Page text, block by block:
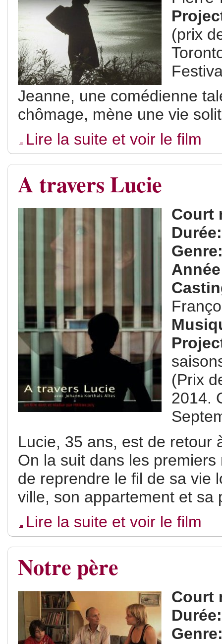
(prix
Jeanne, une comédienne
chômage, mène une vie
Lire la suite et voir le film
A travers Lucie
Court
(Prix
2014.
Lucie, 35 ans, est de retour
On la suit dans les
de reprendre le fil de sa vie
ville, son appartement et sa
Lire la suite et voir le film
Notre père
Court